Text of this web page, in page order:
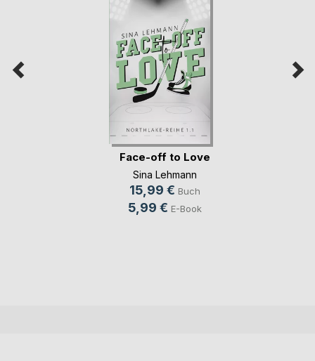
Face-off to Love
Sina Lehmann
15,99 € Buch
5,99 € E-Book